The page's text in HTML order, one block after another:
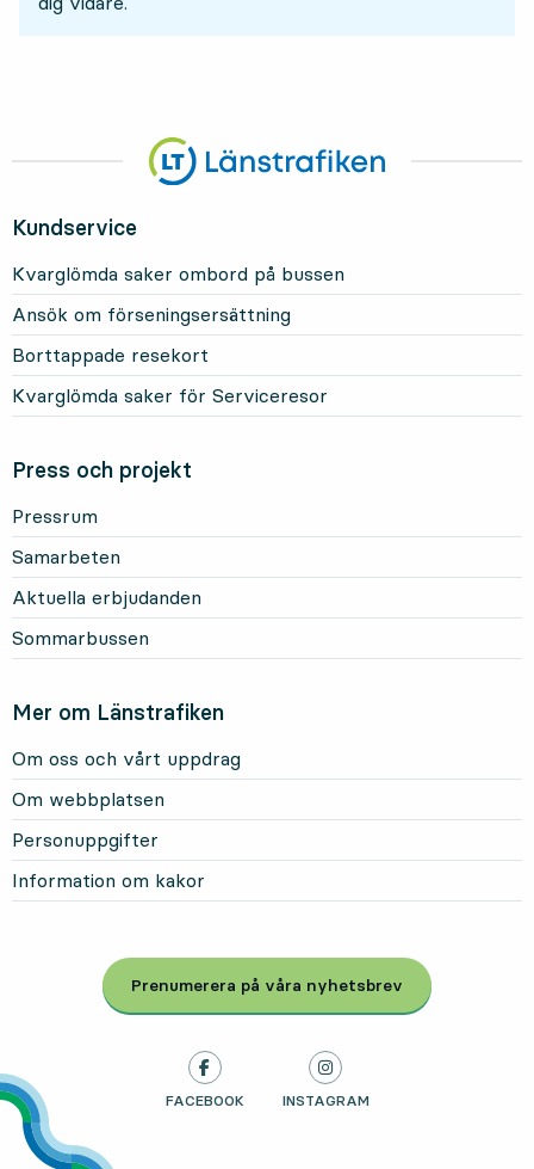
Kundservice
Kvarglömda saker ombord på bussen
Ansök om förseningsersättning
Borttappade resekort
Kvarglömda saker för Serviceresor
Press och projekt
Pressrum
Samarbeten
Aktuella erbjudanden
Sommarbussen
Mer om Länstrafiken
Om oss och vårt uppdrag
Om webbplatsen
Personuppgifter
Information om kakor
Prenumerera på våra nyhetsbrev
, Öppnas i modal
LÄNSTRAFIKEN PÅ
FACEBOOK , ÖPPNAS I NY FLIK
LÄNSTRAFIKEN PÅ
INSTAGRAM